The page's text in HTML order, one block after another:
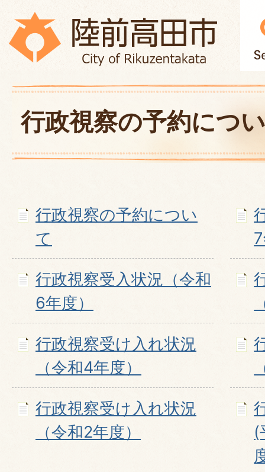
行政視察の予約につ
行政視察の予約につい
て
行政視察受入状況（令和
6年度）
行政視察受け入れ状況
（令和4年度）
行政視察受け入れ状況
（令和2年度）
(